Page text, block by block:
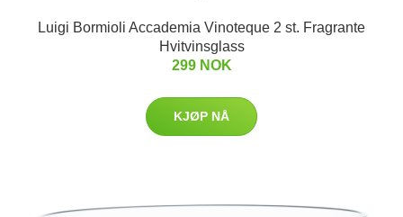
Luigi Bormioli Accademia Vinoteque 2 st. Fragrante
Hvitvinsglass
299 NOK
KJØP NÅ